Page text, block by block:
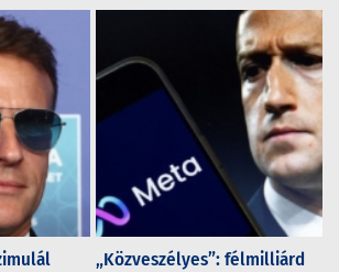
„Közveszélyes”: félmilliárd